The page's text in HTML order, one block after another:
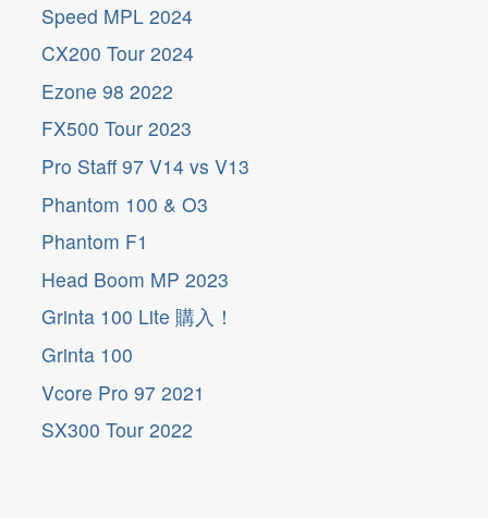
Speed MPL 2024
CX200 Tour 2024
Ezone 98 2022
FX500 Tour 2023
Pro Staff 97 V14 vs V13
Phantom 100 & O3
Phantom F1
Head Boom MP 2023
Grinta 100 Lite 購入！
Grinta 100
Vcore Pro 97 2021
SX300 Tour 2022